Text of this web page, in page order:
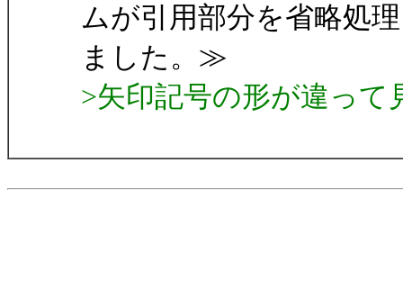
ムが引用部分を省略処
ました。≫
>矢印記号の形が違っ